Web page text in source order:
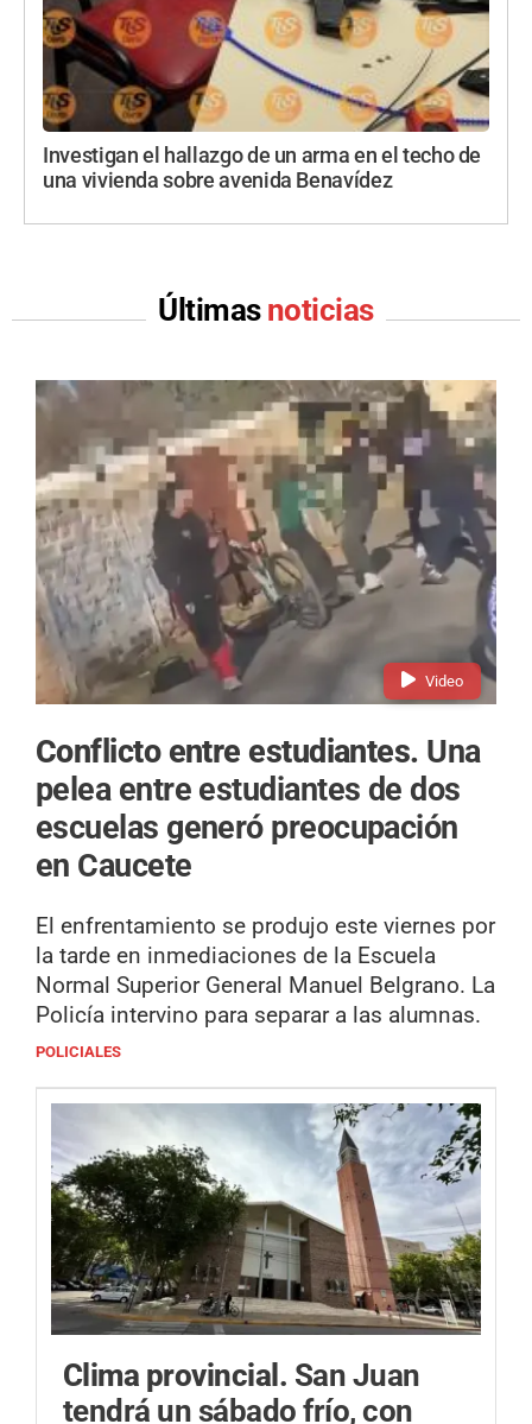
Investigan el hallazgo de un arma en el techo de
una vivienda sobre avenida Benavídez
Últimas noticias
Video
Conflicto entre estudiantes. Una
pelea entre estudiantes de dos
escuelas generó preocupación
en Caucete
El enfrentamiento se produjo este viernes por
la tarde en inmediaciones de la Escuela
Normal Superior General Manuel Belgrano. La
Policía intervino para separar a las alumnas.
POLICIALES
Clima provincial. San Juan
tendrá un sábado frío, con